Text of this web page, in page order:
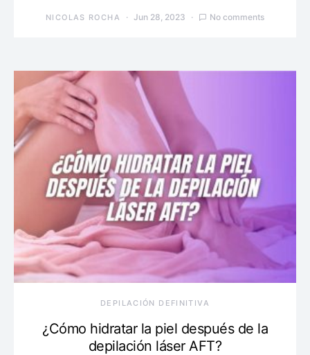
NICOLAS ROCHA Jun 28, 2023 No comments
DEPILACIÓN DEFINITIVA
¿Cómo hidratar la piel después de la
depilación láser AFT?